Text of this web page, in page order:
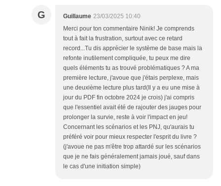
G Guillaume 23/03/2025 10:40
Merci pour ton commentaire Ninik! Je comprends
tout à fait la frustration, surtout avec ce retard
record...Tu dis apprécier le système de base mais la
refonte inutilement compliquée, tu peux me dire
quels éléments tu as trouvé problématiques ? A ma
première lecture, j'avoue que j'étais perplexe, mais
une deuxième lecture plus tard(Il y a eu une mise à
jour du PDF fin octobre 2024 je crois) j'ai compris
que l'essentiel avait été de rajouter des jauges pour
prolonger la survie, reste à voir l'impact en jeu!
Concernant les scénarios et les PNJ, qu'aurais tu
préféré voir pour mieux respecter l'esprit du livre ?
(j'avoue ne pas m'être trop attardé sur les scénarios
que je ne fais généralement jamais joué, sauf dans
le cas d'une initiation simple)